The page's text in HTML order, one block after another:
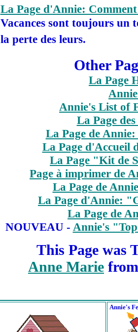
La Page d'Annie:
Vacances sont toujours un
la perte des leurs.
Other
La Page
Annie's List of
La Page
La Page de
La Page d'Accueil
La Page "Kit de
Page à imprimer de
La Page de
La Page d'Annie:
La Page de
NOUVEAU - Annie's
This Page was
Anne Marie
Annie's